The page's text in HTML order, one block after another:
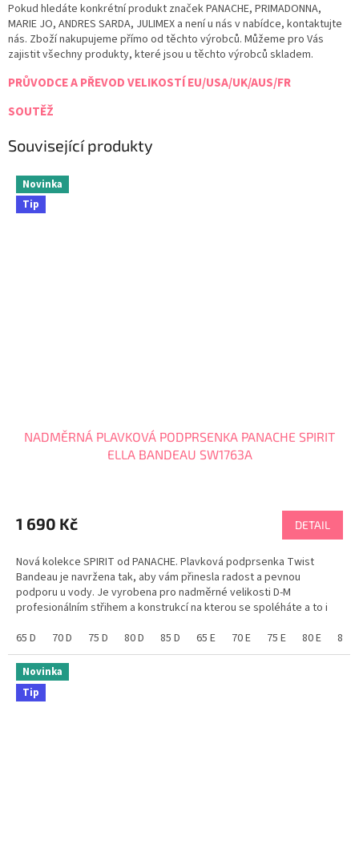
Pokud hledáte konkrétní produkt značek PANACHE, PRIMADONNA,
MARIE JO, ANDRES SARDA, JULIMEX a není u nás v nabídce, kontaktujte
nás. Zboží nakupujeme přímo od těchto výrobců. Můžeme pro Vás
zajistit všechny produkty, které jsou u těchto výrobců skladem.
PRŮVODCE A PŘEVOD VELIKOSTÍ EU/USA/UK/AUS/FR
SOUTĚŽ
Související produkty
Novinka
Tip
NADMĚRNÁ PLAVKOVÁ PODPRSENKA PANACHE SPIRIT
ELLA BANDEAU SW1763A
1 690 Kč DETAIL
Nová kolekce SPIRIT od PANACHE. Plavková podprsenka Twist
Bandeau je navržena tak, aby vám přinesla radost a pevnou
podporu u vody. Je vyrobena pro nadměrné velikosti D-M
profesionálním střihem a konstrukcí na kterou se spoléháte a to i
65 D
70 D 75 D 80 D 85 D 65 E 70 E 75 E 80 E 85 E
Novinka
Tip